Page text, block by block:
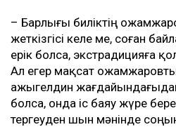
– Барлығы биліктің
жеткізгісі келе ме, соған
ерік болса, экстрадицияға
Ал егер мақсат
Қажыгелдин
болса, онда іс баяу жүре
тергеуден шын мәнінде